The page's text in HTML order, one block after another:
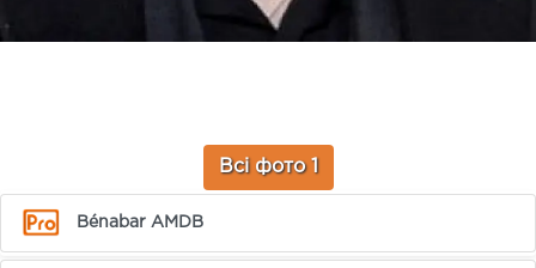
Всі фото 1
Bénabar AMDB